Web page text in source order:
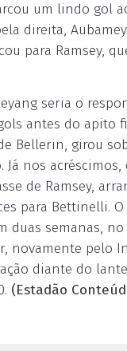
um lindo gol
direita,
para Ramsey,
seria o
antes do apito
Bellerin, girou
nos acréscimos,
de Ramsey,
para Bettinelli.
duas semanas,
novamente pelo
diante do
(Estadão